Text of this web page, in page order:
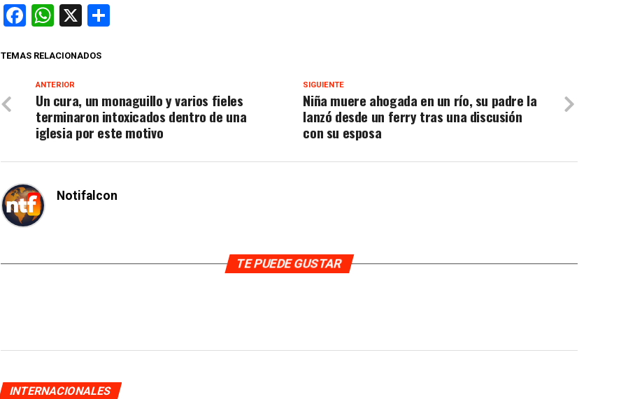
Facebook
WhatsApp
X
TEMAS RELACIONADOS
SIGUIENTE
Niña muere ahogada en un río, su padre la
lanzó desde un ferry tras una discusión
con su esposa
ANTERIOR
Un cura, un monaguillo y varios fieles
terminaron intoxicados dentro de una
iglesia por este motivo
Notifalcon
TE PUEDE GUSTAR
INTERNACIONALES